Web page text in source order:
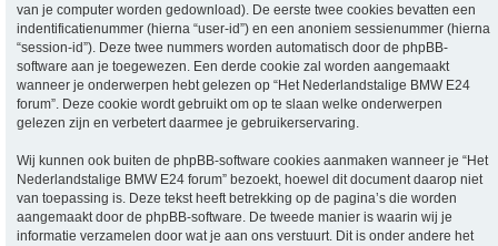
van je computer worden gedownload). De eerste twee cookies bevatten een
indentificatienummer (hierna “user-id”) en een anoniem sessienummer (hierna
“session-id”). Deze twee nummers worden automatisch door de phpBB-
software aan je toegewezen. Een derde cookie zal worden aangemaakt
wanneer je onderwerpen hebt gelezen op “Het Nederlandstalige BMW E24
forum”. Deze cookie wordt gebruikt om op te slaan welke onderwerpen
gelezen zijn en verbetert daarmee je gebruikerservaring.
Wij kunnen ook buiten de phpBB-software cookies aanmaken wanneer je “Het
Nederlandstalige BMW E24 forum” bezoekt, hoewel dit document daarop niet
van toepassing is. Deze tekst heeft betrekking op de pagina’s die worden
aangemaakt door de phpBB-software. De tweede manier is waarin wij je
informatie verzamelen door wat je aan ons verstuurt. Dit is onder andere het